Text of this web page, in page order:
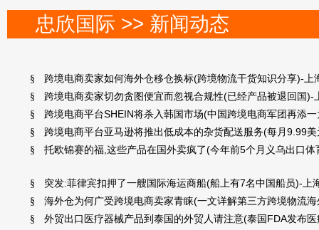
忠欣国际 >> 新闻动态
§ 跨境电商卖家如何海外仓移仓换标(跨境物流干货知识分享)-上
§ 跨境电商卖家切勿贪图便宜而忽视合规性(已经产品被退回国)-
§ 跨境电商平台SHEIN将杀入韩国市场(中国跨境电商军团再添
§ 跨境电商平台亚马逊将推出低成本的杂货配送服务(每月9.99
§ 托欧锦赛的福,这些产品在国外卖疯了(今年前5个月义乌出口
§ 突发:菲律宾扣押了一艘国际海运商船(船上有7名中国船员)-上
§ 海外仓为何广受跨境电商卖家青睐(一文详解第三方跨境物流
§ 外贸出口医疗器械产品到泰国的外贸人请注意(泰国FDA发布